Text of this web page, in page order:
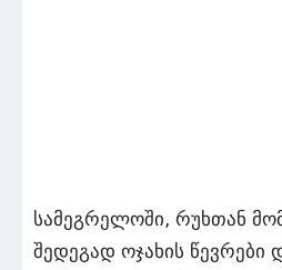
სამეგრელოში, რუხთან
შედეგად ოჯახის წევრები